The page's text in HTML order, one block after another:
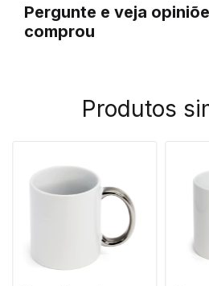
Pergunte e veja
comprou
Produtos